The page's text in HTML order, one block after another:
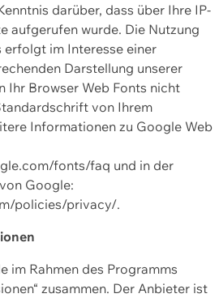
darüber, dass über Ihre IP-
aufgerufen wurde. Die Nutzung
im Interesse einer
Darstellung unserer
Ihr Browser Web Fonts nicht
von Ihrem
Informationen zu Google Web
fonts/faq und in der
Google:
policies/privacy/.
im Rahmen des Programms
zusammen. Der Anbieter ist